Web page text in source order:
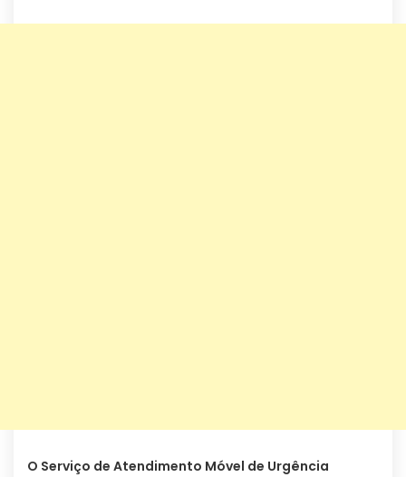
O Serviço de Atendimento Móvel de Urgência